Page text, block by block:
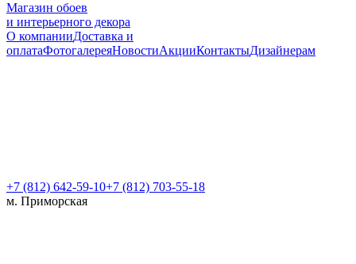
Магазин обоев
и интерьерного декора
О компанииДоставка и
оплатаФотогалереяНовостиАкцииКонтактыДизайнерам
+7 (812) 642-59-10+7 (812) 703-55-18
м. Приморская